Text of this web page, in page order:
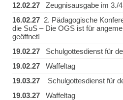
12.02.27 Zeugnisausgabe im 3./
16.02.27 2. Pädagogische
die SuS – Die OGS ist für
geöffnet!
19.02.27 Schulgottesdienst für
19.02.27 Waffeltag
19.03.27 Schulgottesdienst für
19.03.27 Waffeltag